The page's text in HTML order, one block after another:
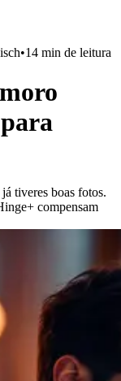
•14 min de leitura
tiveres boas fotos.
compensam